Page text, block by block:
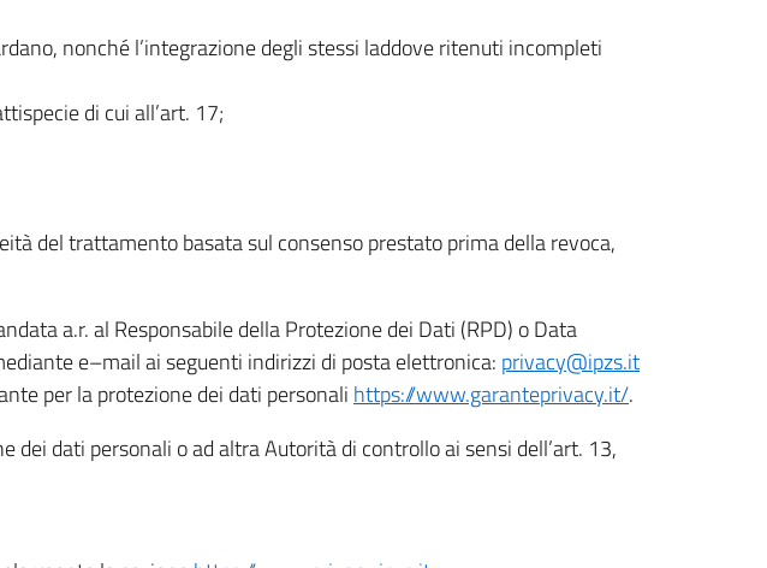
nonché l’integrazione degli stessi laddove ritenuti incompleti
di cui all’art. 17;
del trattamento basata sul consenso prestato prima della revoca,
a.r. al Responsabile della Protezione dei Dati (RPD) o Data
e–mail ai seguenti indirizzi di posta elettronica: privacy@ipzs.it
per la protezione dei dati personali https://www.garanteprivacy.it/.
dati personali o ad altra Autorità di controllo ai sensi dell’art. 13,